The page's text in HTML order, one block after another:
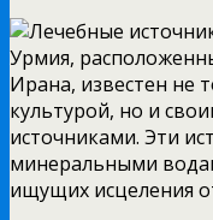
Урмия,
Ирана, известен не
культурой, но и
источниками. Эти
минеральными
ищущих исцеления